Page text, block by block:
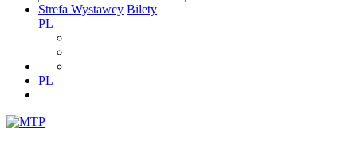
Strefa Wystawcy Bilety
PL
PL